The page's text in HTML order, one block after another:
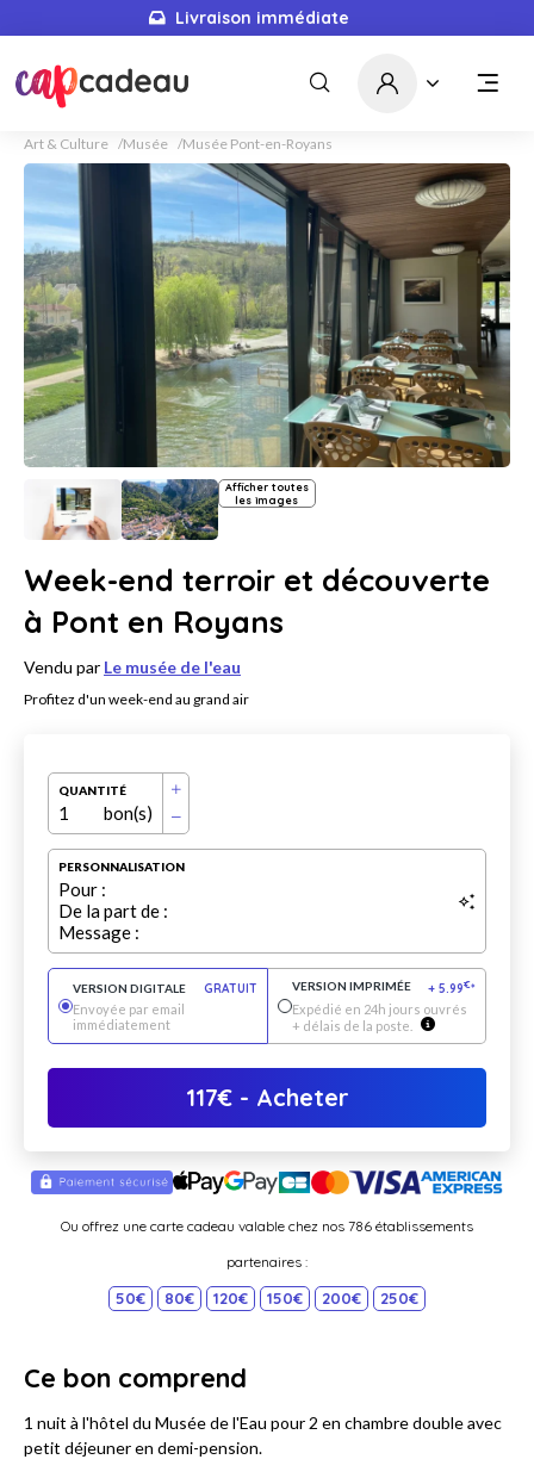
Livraison immédiate
Art & Culture Musée Musée Pont-en-Royans
Afficher toutes
les images
Week-end terroir et découverte
à Pont en Royans
Vendu par Le musée de l'eau
Profitez d'un week-end au grand air
QUANTITÉ
1 bon(s)
PERSONNALISATION
Pour :
De la part de :
Message :
VERSION DIGITALE
GRATUIT
Envoyée par email
immédiatement
VERSION IMPRIMÉE + 5.99€*
Expédié en 24h jours ouvrés
+ délais de la poste.
117€- Acheter
Ou offrez une carte cadeau valable chez nos 786 établissements
partenaires :
50€ 80€ 120€ 150€ 200€ 250€
Ce bon comprend
1 nuit à l'hôtel du Musée de l'Eau pour 2 en chambre double avec
petit déjeuner en demi-pension.